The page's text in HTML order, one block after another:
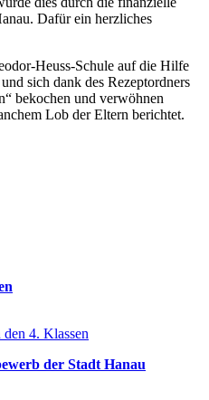
Dafür ein herzliches
Heuss-Schule auf die Hilfe
sich dank des Rezeptordners
bekochen und verwöhnen
Lob der Eltern berichtet.
4. Klassen
der Stadt Hanau